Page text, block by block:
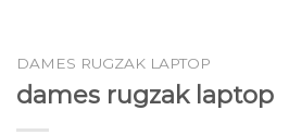
DAMES RUGZAK LAPTOP
dames rugzak laptop